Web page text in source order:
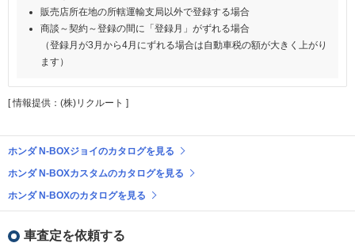
販売店所在地の所轄運輸支局以外で登録する場合
商談～契約～登録の間に「登録月」がずれる場合
（登録月が3月から4月にずれる場合は自動車税の額が大きく上がり
ます）
[ 情報提供：(株)リクルート ]
ホンダ N-BOXジョイのカタログを見る
ホンダ N-BOXカスタムのカタログを見る
ホンダ N-BOXのカタログを見る
車査定を依頼する